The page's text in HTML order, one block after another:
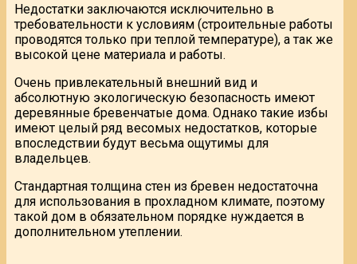
Недостатки заключаются исключительно в
требовательности к условиям (строительные работы
проводятся только при теплой температуре), а так же
высокой цене материала и работы.
Очень привлекательный внешний вид и
абсолютную экологическую безопасность имеют
деревянные бревенчатые дома. Однако такие избы
имеют целый ряд весомых недостатков, которые
впоследствии будут весьма ощутимы для
владельцев.
Стандартная толщина стен из бревен недостаточна
для использования в прохладном климате, поэтому
такой дом в обязательном порядке нуждается в
дополнительном утеплении.